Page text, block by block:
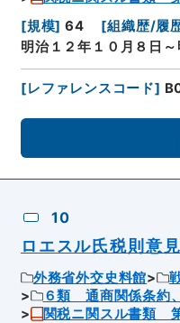
[規模] 64 [組織歴/履
明治１２年１０月８日
[レファレンスコード]
10
ロエスル氏税則意
外務省外交史料館
６類 通商関係条約
関税ニ関スル書類